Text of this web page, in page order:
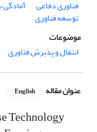
فناوری دفاعی
آمادگی
توسعه فناوری
موضوعات
انتقال و پذیرش فناوری
عنوان مقاله English
Technology